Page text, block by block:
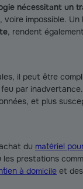
nécessitant un
impossible.
, rendent
il peut être
par
et plus
du matériel
les prestations
à domicile et des